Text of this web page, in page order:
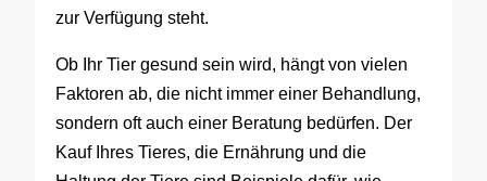
zur Verfügung steht.
Ob Ihr Tier gesund sein wird, hängt von vielen
Faktoren ab, die nicht immer einer Behandlung,
sondern oft auch einer Beratung bedürfen. Der
Kauf Ihres Tieres, die Ernährung und die